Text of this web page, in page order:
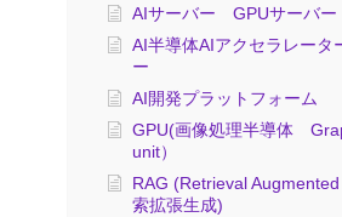
AIサーバー GPUサーバー
AI半導体AIアクセラレータ
ー
AI開発プラットフォーム
GPU(画像処理半導体
unit）
RAG (Retrieval
索拡張生成)